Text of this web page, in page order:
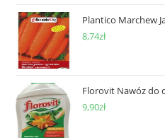
Plantico Marchew
8,74zł
Florovit Nawóz do
9,90zł